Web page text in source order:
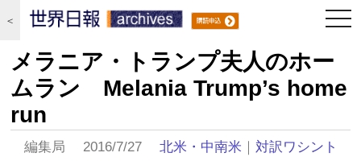
＜
メラニア・トランプ夫人のホー
ムラン Melania Trump’s home
run
編集局 2016/7/27北米・中南米 ｜対訳ワシント